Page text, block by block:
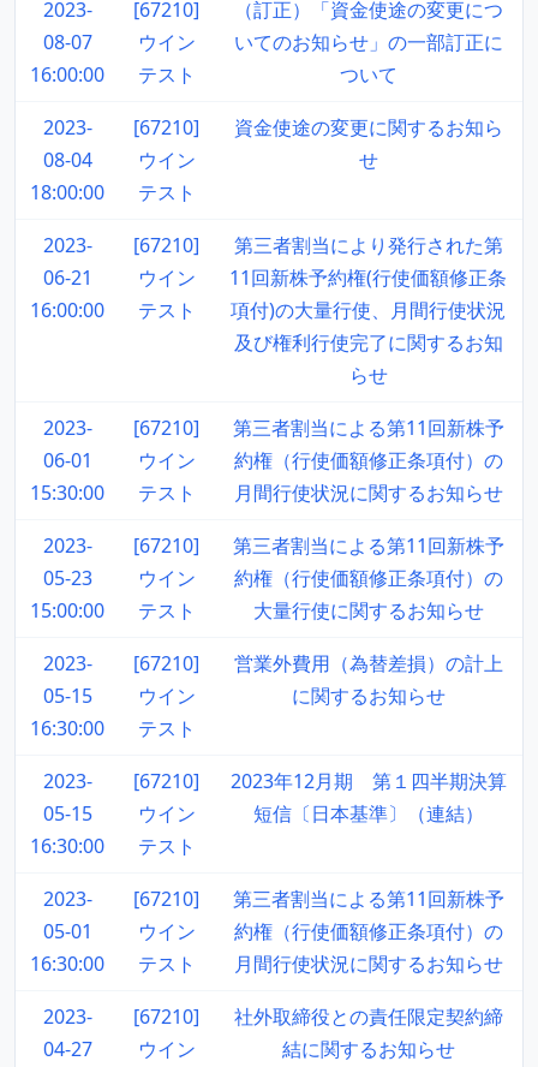
2023-
08-07
16:00:00
[67210]
ウイン
テスト
（訂正）「資金使途の変更につ
いてのお知らせ」の一部訂正に
ついて
2023-
08-04
18:00:00
[67210]
ウイン
テスト
資金使途の変更に関するお知ら
せ
2023-
06-21
16:00:00
[67210]
ウイン
テスト
第三者割当により発行された第
11回新株予約権(行使価額修正条
項付)の大量行使、月間行使状況
及び権利行使完了に関するお知
らせ
2023-
06-01
15:30:00
[67210]
ウイン
テスト
第三者割当による第11回新株予
約権（行使価額修正条項付）の
月間行使状況に関するお知らせ
2023-
05-23
15:00:00
[67210]
ウイン
テスト
第三者割当による第11回新株予
約権（行使価額修正条項付）の
大量行使に関するお知らせ
2023-
05-15
16:30:00
[67210]
ウイン
テスト
営業外費用（為替差損）の計上
に関するお知らせ
2023-
05-15
16:30:00
[67210]
ウイン
テスト
2023年12月期 第１四半期決算
短信〔日本基準〕（連結）
2023-
05-01
16:30:00
[67210]
ウイン
テスト
第三者割当による第11回新株予
約権（行使価額修正条項付）の
月間行使状況に関するお知らせ
2023-
04-27
[67210]
ウイン
社外取締役との責任限定契約締
結に関するお知らせ